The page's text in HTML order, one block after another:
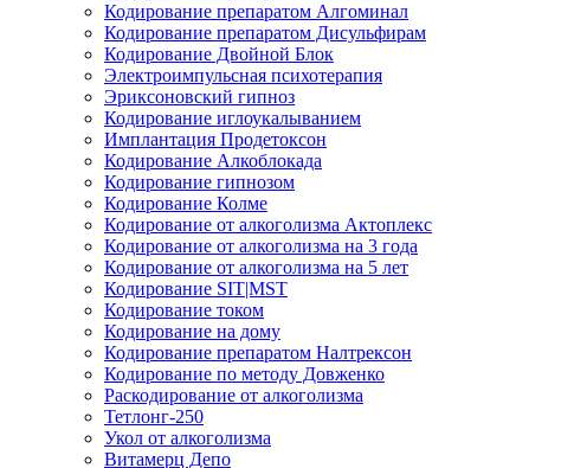
Кодирование препаратом Алгоминал
Кодирование препаратом Дисульфирам
Кодирование Двойной Блок
Электроимпульсная психотерапия
Эриксоновский гипноз
Кодирование иглоукалыванием
Имплантация Продетоксон
Кодирование Алкоблокада
Кодирование гипнозом
Кодирование Колме
Кодирование от алкоголизма Актоплекс
Кодирование от алкоголизма на 3 года
Кодирование от алкоголизма на 5 лет
Кодирование SIT|MST
Кодирование током
Кодирование на дому
Кодирование препаратом Налтрексон
Кодирование по методу Довженко
Раскодирование от алкоголизма
Тетлонг-250
Укол от алкоголизма
Витамерц Депо